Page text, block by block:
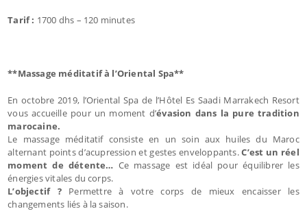
Tarif : 1700 dhs – 120 minutes
**Massage méditatif à l’Oriental Spa**
En octobre 2019, l’Oriental Spa de l’Hôtel Es Saadi Marrakech Resort
vous accueille pour un moment d’évasion dans la pure tradition
marocaine.
Le massage méditatif consiste en un soin aux huiles du Maroc
alternant points d’acupression et gestes enveloppants.C’est un réel
moment de détente… Ce massage est idéal pour équilibrer les
énergies vitales du corps.
L’objectif ?Permettre à votre corps de mieux encaisser les
changements liés à la saison.